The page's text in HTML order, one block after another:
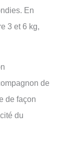
En
3 et 6 kg,
de
de façon
du